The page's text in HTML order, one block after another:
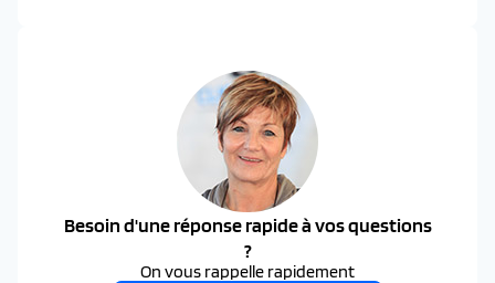
Besoin d'une réponse rapide à vos questions
?
On vous rappelle rapidement